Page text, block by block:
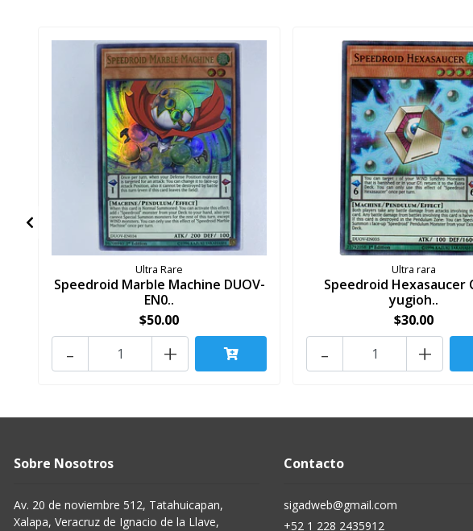
Ultra Rare
Speedroid Marble Machine DUOV-
EN0..
$50.00
+
-
Ultra rara
Speedroid Hexasaucer
yugioh..
$30.00
+
-
Sobre Nosotros
Av. 20 de noviembre 512, Tatahuicapan,
Xalapa, Veracruz de Ignacio de la Llave,
Contacto
sigadweb@gmail.com
+52 1 228 2435912